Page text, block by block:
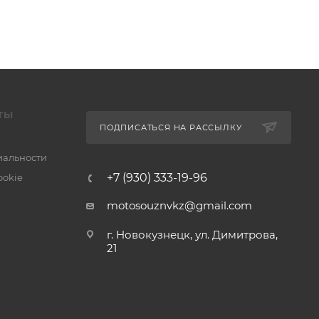
ПОДПИСАТЬСЯ НА РАССЫЛКУ
+7 (930) 333-19-96
motosouznvkz@gmail.com
г. Новокузнецк, ул. Димитрова,
21